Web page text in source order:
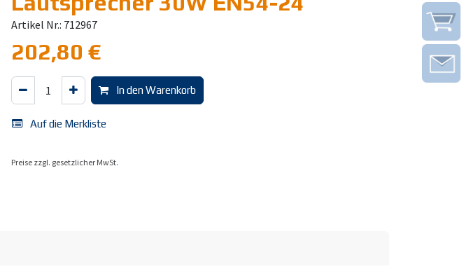
Artikel Nr.: 712967
202,80 €
In den Warenkorb
Auf die Merkliste
Preise zzgl. gesetzlicher MwSt.